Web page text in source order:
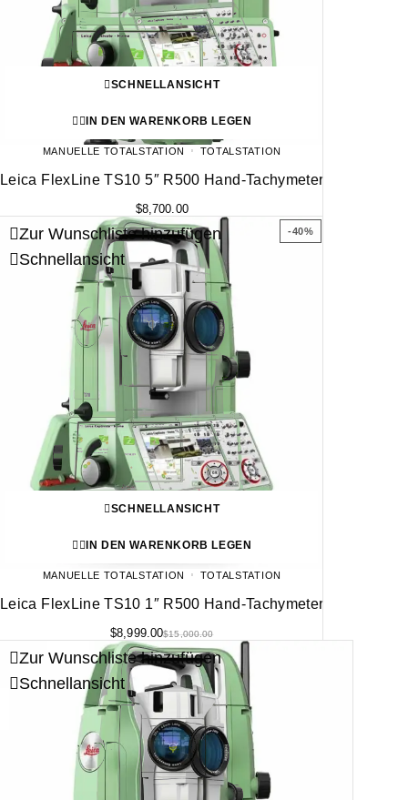
SCHNELLANSICHT
IN DEN WARENKORB LEGEN
MANUELLE TOTALSTATION TOTALSTATION
Leica FlexLine TS10 5″ R500 Hand-Tachymeter
$8,700.00
-40%
Zur Wunschliste hinzufügen
Schnellansicht
SCHNELLANSICHT
IN DEN WARENKORB LEGEN
MANUELLE TOTALSTATION TOTALSTATION
Leica FlexLine TS10 1″ R500 Hand-Tachymeter
$15,000.00
$8,999.00
Zur Wunschliste hinzufügen
Schnellansicht